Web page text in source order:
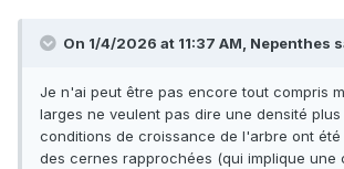
On 1/4/2026 at 11:37 AM, Nepenthes
Je n'ai peut être pas encore tout compris
larges ne veulent pas dire une densité
conditions de croissance de l'arbre ont été
des cernes rapprochées (qui implique une